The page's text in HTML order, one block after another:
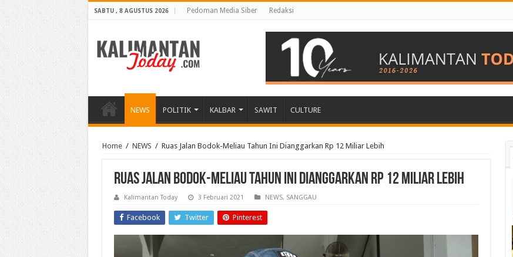
SABTU , 8 AGUSTUS 2026 Pedoman Media Siber Redaksi
NEWS POLITIK KALBAR SAWIT CULTURE
Home / NEWS / Ruas Jalan Bodok-Meliau Tahun Ini Dianggarkan Rp 12 Miliar Lebih
Ruas Jalan Bodok-Meliau Tahun Ini Dianggarkan Rp 12 Miliar Lebih
Kalimantan Today 3 Februari 2021 NEWS, SANGGAU
Facebook Twitter Pinterest